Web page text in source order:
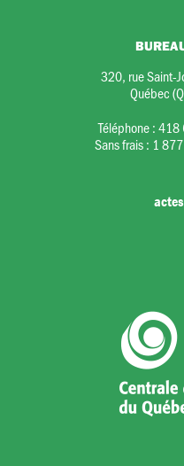
320, rue Saint-
Québec
Téléphone :418
Sans frais : 1